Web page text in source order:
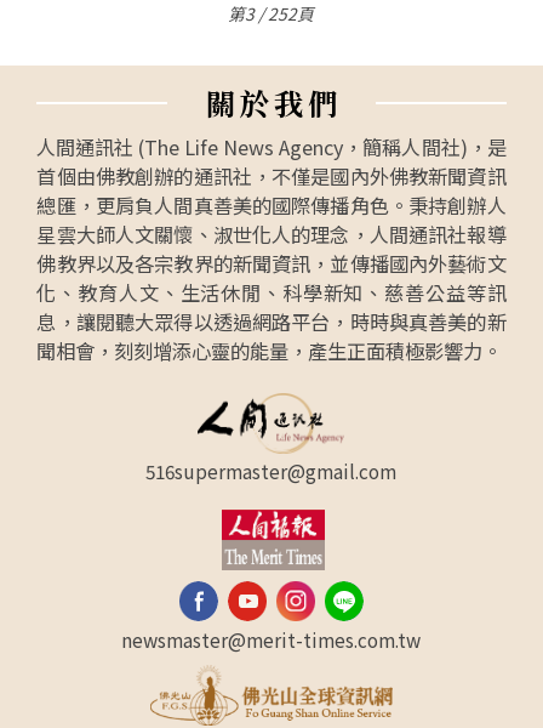
第3 / 252頁
關於我們
人間通訊社 (The Life News Agency，簡稱人間社)，是
首個由佛教創辦的通訊社，不僅是國內外佛教新聞資訊
總匯，更肩負人間真善美的國際傳播角色。秉持創辦人
星雲大師人文關懷、淑世化人的理念，人間通訊社報導
佛教界以及各宗教界的新聞資訊，並傳播國內外藝術文
化、教育人文、生活休閒、科學新知、慈善公益等訊
息，讓閱聽大眾得以透過網路平台，時時與真善美的新
聞相會，刻刻增添心靈的能量，產生正面積極影響力。
516supermaster@gmail.com
newsmaster@merit-times.com.tw